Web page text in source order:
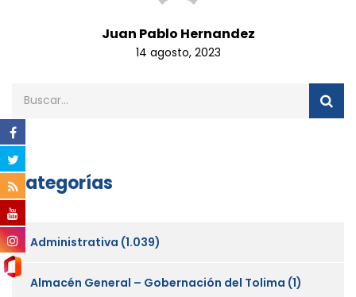
Juan Pablo Hernandez
14 agosto, 2023
Categorías
Administrativa (1.039)
Almacén General – Gobernación del Tolima (1)